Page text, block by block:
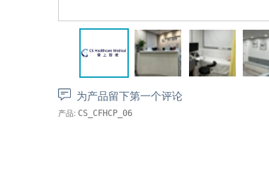
为产品留下第一个评论
产品: CS_CFHCP_06